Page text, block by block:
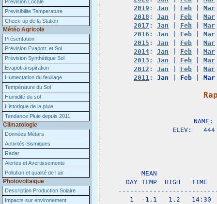
Prevision Locale
Previsibilite Temperature
Check-up de la Station
Météo Agricole
Présentation
Prévision Evapotr. et Sol
Prévision Synthétique Sol
Evapotranspiration
Humectation du feuillage
Température du Sol
Humidité du sol
Historique de la pluie
Tendance Pluie depuis 2011
Climatologie
Données Métars
Activités Sismiques
Radar
Alertes et Avertissements
Pollution et qualité de l air
Photovoltaïque
Description Production Solaire
Impacts sur environement
2019 : Jan Feb Mar
2018 : Jan Feb Mar
2017 : Jan Feb Mar
2016 : Jan Feb Mar
2015 : Jan Feb Mar
2014 : Jan Feb Mar
2013 : Jan Feb Mar
2012 : Jan Feb Mar
2011 : Jan Feb Mar
ELEV:
MEAN
DAY TEMP  HIGH   TIME
1  -1.1   1.2   14:30